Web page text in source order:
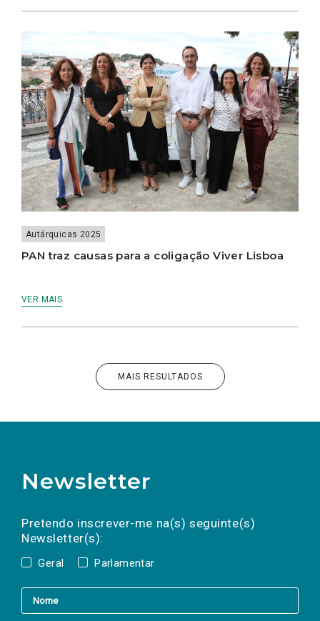
Autárquicas 2025
PAN traz causas para a coligação Viver Lisboa
VER MAIS
MAIS RESULTADOS
Newsletter
Pretendo inscrever-me na(s) seguinte(s)
Newsletter(s):
Geral Parlamentar
a(s) newsletter(s).
mail